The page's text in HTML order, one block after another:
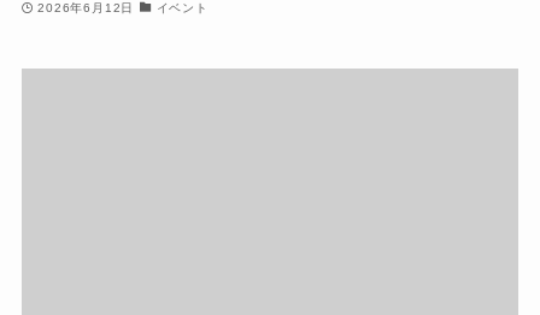
2026年6月12日 イベント